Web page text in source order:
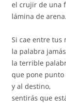
el crujir de una
lámina de arena.
Si cae entre tus
la palabra
la terrible
que pone punto
y al destino,
sentirás que